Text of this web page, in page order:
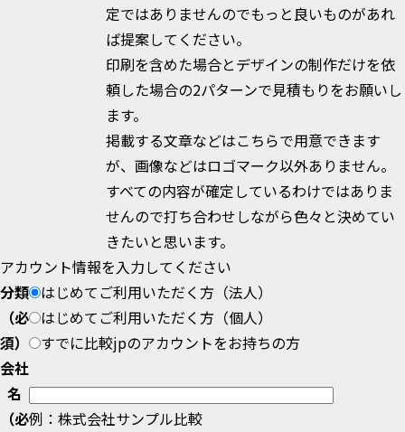
定ではありませんのでもっと良いものがあれ
ば提案してください。
印刷を含めた場合とデザインの制作だけを依
頼した場合の2パターンで見積もりをお願いし
ます。
掲載する文章などはこちらで用意できます
が、画像などはロゴマーク以外ありません。
すべての内容が確定しているわけではありま
せんので打ち合わせしながら色々と決めてい
きたいと思います。
アカウント情報を入力してください
分類
（必
須）
はじめてご利用いただく方（法人）
はじめてご利用いただく方（個人）
すでに比較jpのアカウントをお持ちの方
会社
名
（必例：株式会社サンプル比較